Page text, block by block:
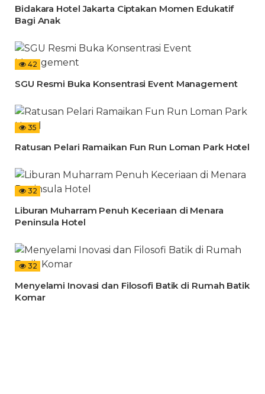
Bidakara Hotel Jakarta Ciptakan Momen Edukatif
Bagi Anak
42
SGU Resmi Buka Konsentrasi Event Management
35
Ratusan Pelari Ramaikan Fun Run Loman Park Hotel
32
Liburan Muharram Penuh Keceriaan di Menara
Peninsula Hotel
32
Menyelami Inovasi dan Filosofi Batik di Rumah Batik
Komar